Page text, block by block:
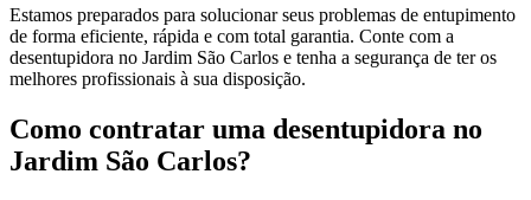
Estamos preparados para solucionar seus problemas de entupimento
de forma eficiente, rápida e com total garantia. Conte com a
desentupidora no Jardim São Carlos e tenha a segurança de ter os
melhores profissionais à sua disposição.
Como contratar uma desentupidora no
Jardim São Carlos?